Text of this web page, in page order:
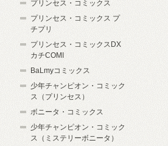
プリンセス・コミックス
プリンセス・コミックス プ
チプリ
プリンセス・コミックスDX
カチCOMI
BaLmyコミックス
少年チャンピオン・コミック
ス（プリンセス）
ボニータ・コミックス
少年チャンピオン・コミック
ス（ミステリーボニータ）